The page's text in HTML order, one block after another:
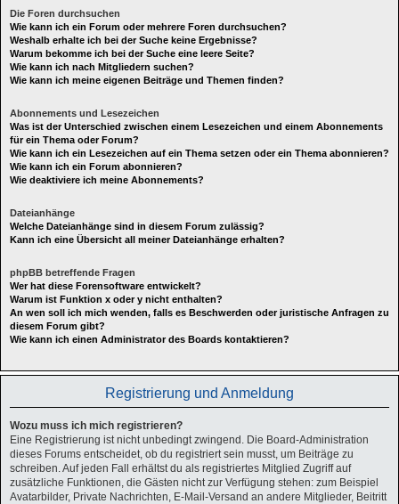
Die Foren durchsuchen
Wie kann ich ein Forum oder mehrere Foren durchsuchen?
Weshalb erhalte ich bei der Suche keine Ergebnisse?
Warum bekomme ich bei der Suche eine leere Seite?
Wie kann ich nach Mitgliedern suchen?
Wie kann ich meine eigenen Beiträge und Themen finden?
Abonnements und Lesezeichen
Was ist der Unterschied zwischen einem Lesezeichen und einem Abonnements
für ein Thema oder Forum?
Wie kann ich ein Lesezeichen auf ein Thema setzen oder ein Thema abonnieren?
Wie kann ich ein Forum abonnieren?
Wie deaktiviere ich meine Abonnements?
Dateianhänge
Welche Dateianhänge sind in diesem Forum zulässig?
Kann ich eine Übersicht all meiner Dateianhänge erhalten?
phpBB betreffende Fragen
Wer hat diese Forensoftware entwickelt?
Warum ist Funktion x oder y nicht enthalten?
An wen soll ich mich wenden, falls es Beschwerden oder juristische Anfragen zu
diesem Forum gibt?
Wie kann ich einen Administrator des Boards kontaktieren?
Registrierung und Anmeldung
Wozu muss ich mich registrieren?
Eine Registrierung ist nicht unbedingt zwingend. Die Board-Administration
dieses Forums entscheidet, ob du registriert sein musst, um Beiträge zu
schreiben. Auf jeden Fall erhältst du als registriertes Mitglied Zugriff auf
zusätzliche Funktionen, die Gästen nicht zur Verfügung stehen: zum Beispiel
Avatarbilder, Private Nachrichten, E-Mail-Versand an andere Mitglieder, Beitritt